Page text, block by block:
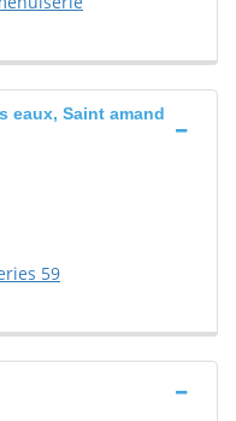
eaux, Saint amand
59